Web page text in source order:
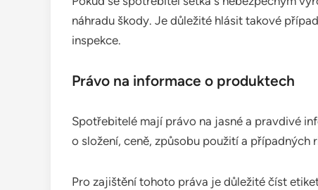
náhradu škody. Je důležité hlásit takové
inspekce.
Právo na informace o produktech
Spotřebitelé mají právo na jasné a pravdivé
o složení, ceně, způsobu použití a případných
Pro zajištění tohoto práva je důležité číst